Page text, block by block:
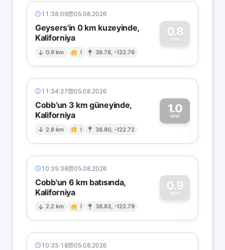
11:38:09 05.08.2026
Geysers'in 0 km kuzeyinde,
Kaliforniya
0.9 km I 38.78, -122.76
0.8
MW
0
11:34:27 05.08.2026
Cobb'un 3 km güneyinde,
Kaliforniya
2.8 km I 38.80, -122.72
1.0
MW1
10:35:38 05.08.2026
Cobb'un 6 km batısında,
Kaliforniya
2.2 km I 38.83, -122.79
0.9
MW
0
10:35:18 05.08.2026